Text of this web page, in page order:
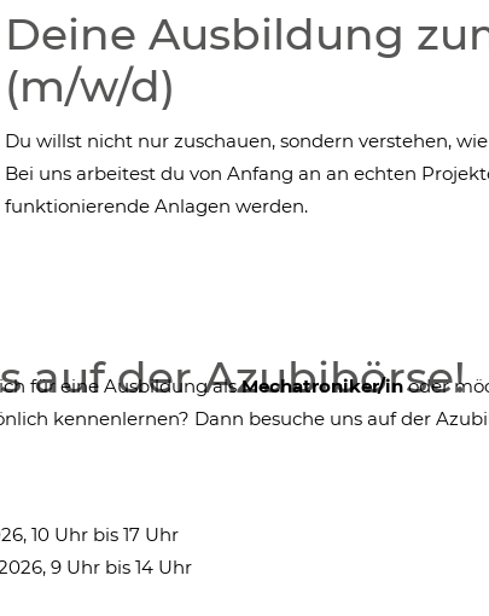
Deine Ausbildung
(m/w/d)
Du willst nicht nur zuschauen, sondern verstehen,
Bei uns arbeitest du von Anfang an an echten
funktionierende Anlagen werden.
auf der Azubibörse!
für eine Ausbildung alsMechatroniker/inoder
kennenlernen? Dann besuche uns auf der
10 Uhr bis 17 Uhr
9 Uhr bis 14 Uhr